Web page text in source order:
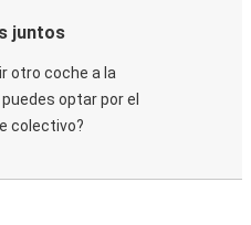
juntos
otro coche a la
optar por el
colectivo?